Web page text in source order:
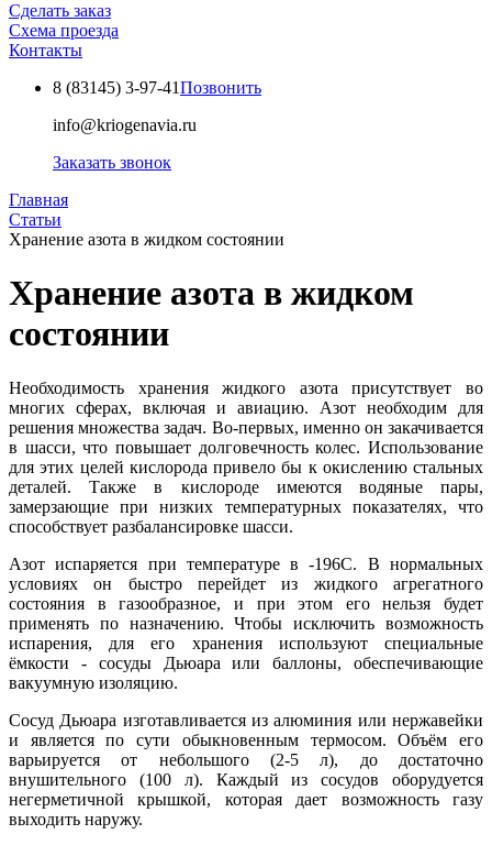
Сделать заказ
Схема проезда
Контакты
8 (83145) 3-97-41Позвонить
info@kriogenavia.ru
Заказать звонок
Главная
Статьи
Хранение азота в жидком состоянии
Хранение азота в жидком
состоянии
Необходимость хранения жидкого азота присутствует во
многих сферах, включая и авиацию. Азот необходим для
решения множества задач. Во-первых, именно он закачивается
в шасси, что повышает долговечность колес. Использование
для этих целей кислорода привело бы к окислению стальных
деталей. Также в кислороде имеются водяные пары,
замерзающие при низких температурных показателях, что
способствует разбалансировке шасси.
Азот испаряется при температуре в -196С. В нормальных
условиях он быстро перейдет из жидкого агрегатного
состояния в газообразное, и при этом его нельзя будет
применять по назначению. Чтобы исключить возможность
испарения, для его хранения используют специальные
ёмкости - сосуды Дьюара или баллоны, обеспечивающие
вакуумную изоляцию.
Сосуд Дьюара изготавливается из алюминия или нержавейки
и является по сути обыкновенным термосом. Объём его
варьируется от небольшого (2-5 л), до достаточно
внушительного (100 л). Каждый из сосудов оборудуется
негерметичной крышкой, которая дает возможность газу
выходить наружу.